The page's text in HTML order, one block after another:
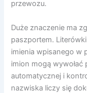
przewozu.
Duże znaczenie ma
paszportem.
imienia wpisanego w
imion mogą
automatycznej i
nazwiska liczy się